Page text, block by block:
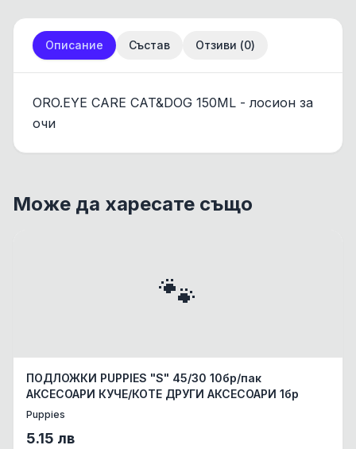
Описание Състав Отзиви (0)
ORO.EYE CARE CAT&DOG 150ML - лосион за
очи
Може да харесате също
🐾
ПОДЛОЖКИ PUPPIES "S" 45/30 10бр/пак
АКСЕСОАРИ КУЧЕ/КОТЕ ДРУГИ АКСЕСОАРИ 1бр
Puppies
5.15 лв